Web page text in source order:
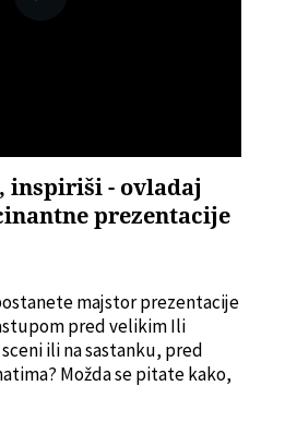
inspiriši - ovladaj
prezentacije
majstor prezentacije
pred velikim Ili
ili na sastanku, pred
Možda se pitate kako,